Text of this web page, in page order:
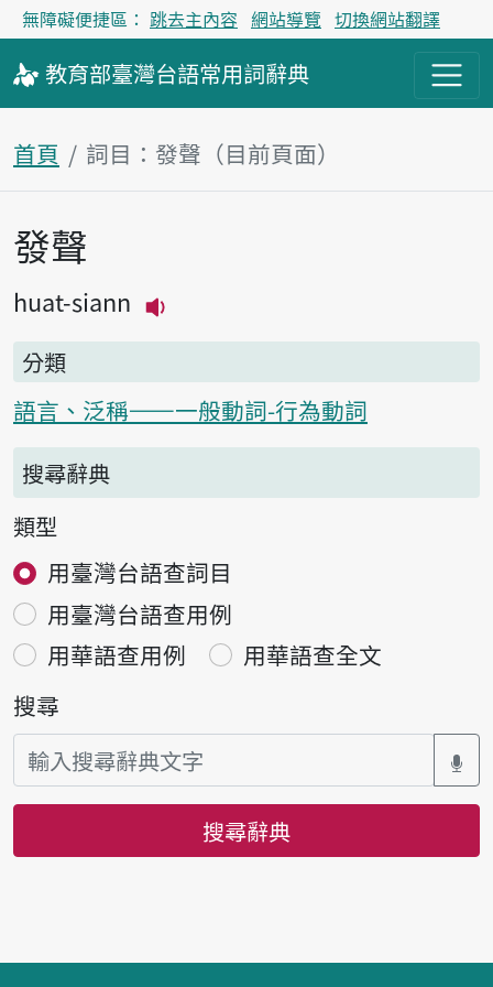
無障礙便捷區： 跳去主內容 網站導覽 切換網站翻譯
教育部臺灣台語常用詞辭典
首頁 詞目：發聲（目前頁面）
主內容區塊
發聲
huat-siann
分類
語言、泛稱——一般動詞-行為動詞
搜尋辭典
類型
用臺灣台語查詞目
用臺灣台語查用例
用華語查用例
用華語查全文
搜尋
搜尋辭典